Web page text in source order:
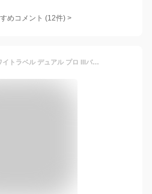
めコメント (12件) >
[ザノースフェイス] ホワイトラベル デュアル プロ IIIバックパックパック スクールリュック バックパック DUAL PRO III BACKPACK 全2カラー (CREAM) [並行輸入品]